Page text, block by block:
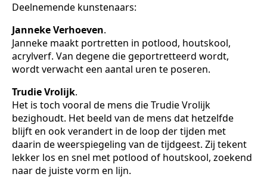
Deelnemende kunstenaars:
Janneke Verhoeven.
Janneke maakt portretten in potlood, houtskool,
acrylverf. Van degene die geportretteerd wordt,
wordt verwacht een aantal uren te poseren.
Trudie Vrolijk.
Het is toch vooral de mens die Trudie Vrolijk
bezighoudt. Het beeld van de mens dat hetzelfde
blijft en ook verandert in de loop der tijden met
daarin de weerspiegeling van de tijdgeest. Zij tekent
lekker los en snel met potlood of houtskool, zoekend
naar de juiste vorm en lijn.